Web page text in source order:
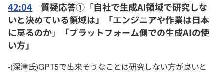
42:04 質疑応答①「自社で生成AI領域で研究しな
いと決めている領域は」「エンジニアや作業は日本
に戻るのか」「プラットフォーム側での生成AIの使
い方」
-(深津氏)GPT5で出来そうなことは研究しない方が良いと